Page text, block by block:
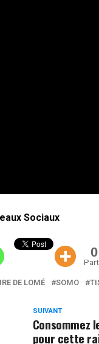
Sociaux
0
DE LOMÉ SOMO
SUIVANT
Consommez
pour cette